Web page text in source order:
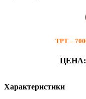
ТРТ –
ЦЕНА:
Характеристики